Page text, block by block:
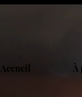
Accueil À